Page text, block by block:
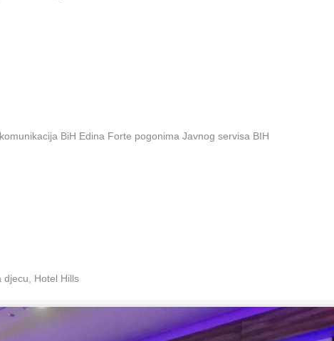
BiH Edina Forte pogonima Javnog servisa BIH
djecu, Hotel Hills